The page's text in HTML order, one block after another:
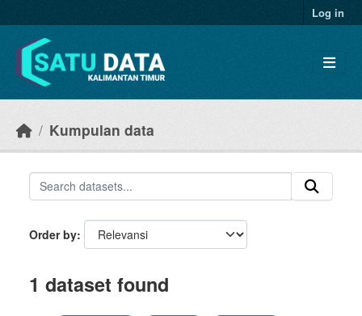
Log in
Kumpulan data
Order by
1 dataset found